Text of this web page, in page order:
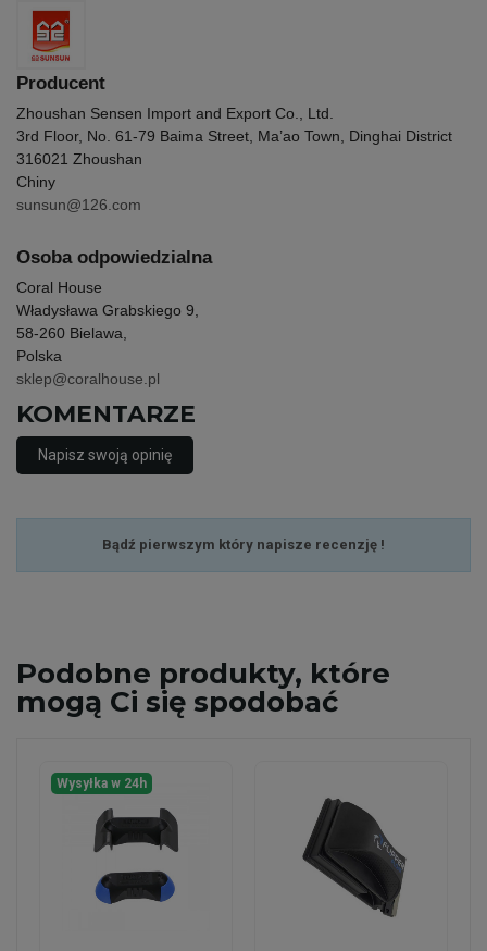
Producent
Zhoushan Sensen Import and Export Co., Ltd.
3rd Floor, No. 61-79 Baima Street, Ma’ao Town, Dinghai District
316021 Zhoushan
Chiny
sunsun@126.com
Osoba odpowiedzialna
Coral House
Władysława Grabskiego 9,
58-260 Bielawa,
Polska
sklep@coralhouse.pl
KOMENTARZE
Napisz swoją opinię
Bądź pierwszym który napisze recenzję !
Podobne produkty, które
mogą Ci się spodobać
Wysyłka w 24h